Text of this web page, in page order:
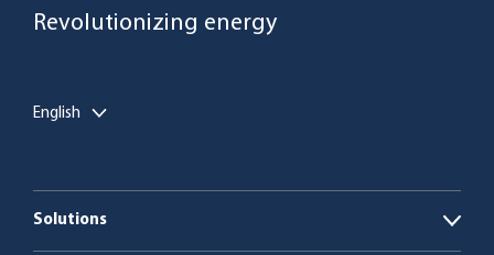
Revolutionizing energy
English
Solutions
Open